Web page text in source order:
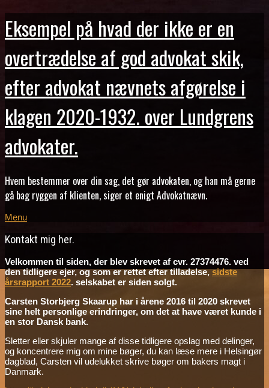
Eksempel på hvad der ikke er en
overtrædelse af god advokat skik,
efter advokat nævnets afgørelse i
klagen 2020-1932. over Lundgrens
advokater.
Hvem bestemmer over din sag, det gør advokaten, og han må gerne
gå bag ryggen af klienten, siger et enigt Advokatnævn.
Menu
Kontakt mig her.
Velkommen til siden, der blev skrevet af cvr. 27374476. ved
den tidligere ejer, og som er rettet efter tilladelse,sidste
årsrapport 2022. selskabet er siden solgt.
Carsten Storbjerg Skaarup har i årene 2016 til 2020 skrevet
sine helt personlige erindringer, om det at have været kunde i
en stor Dansk bank.
Sletter eller skjuler mange af disse tidligere opslag med delinger,
og koncentrere mig om mine bøger, du kan læse mere i Helsingør
dagblad, Carsten vil udelukket skrive bøger om bakers magt i
Danmark.